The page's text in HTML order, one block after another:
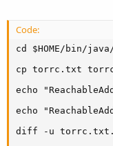
Code:
cd $HOME/bin/
cp torrc.txt
echo
echo
diff -u